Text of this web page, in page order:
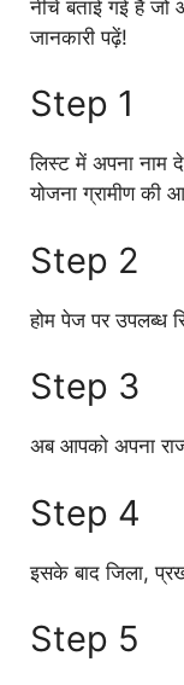
नीचे बताई गई है जो
जानकारी पढ़ें!
Step 1
लिस्ट में अपना नाम
योजना ग्रामीण की
Step 2
होम पेज पर उपलब्ध
Step 3
अब आपको अपना
Step 4
इसके बाद जिला,
Step 5